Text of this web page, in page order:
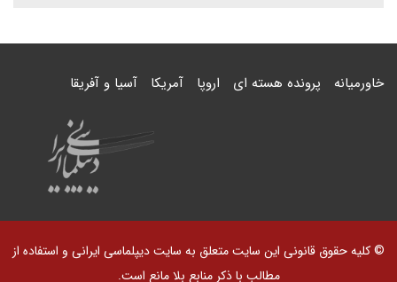
خاورمیانه پرونده هسته ای اروپا آمریکا آسیا و آفریقا
© کلیه حقوق قانونی این سایت متعلق به سایت دیپلماسی ایرانی و استفاده از
مطالب با ذکر منابع بلا مانع است.